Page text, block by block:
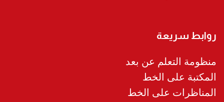
روابط سريعة
منظومة التعلم عن بعد
المكتبة على الخط
المناظرات على الخط